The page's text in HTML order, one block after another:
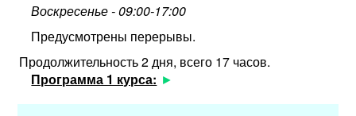
Воскресенье - 09:00-17:00
Предусмотрены перерывы.
Продолжительность 2 дня, всего 17 часов.
Программа 1 курса: